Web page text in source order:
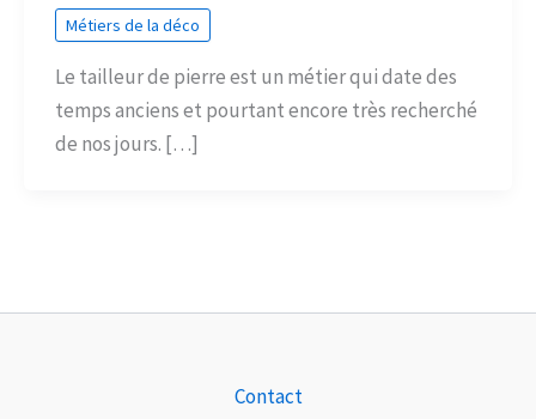
Métiers de la déco
Le tailleur de pierre est un métier qui date des
temps anciens et pourtant encore très recherché
de nos jours. […]
Contact